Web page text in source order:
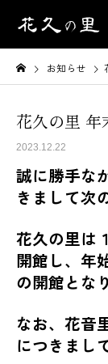
お知らせ
花久の里 年
2023.12.22
誠に勝手な
きまして次
花久の里は
開館し、年
の開館とな
なお、花音
につきまし